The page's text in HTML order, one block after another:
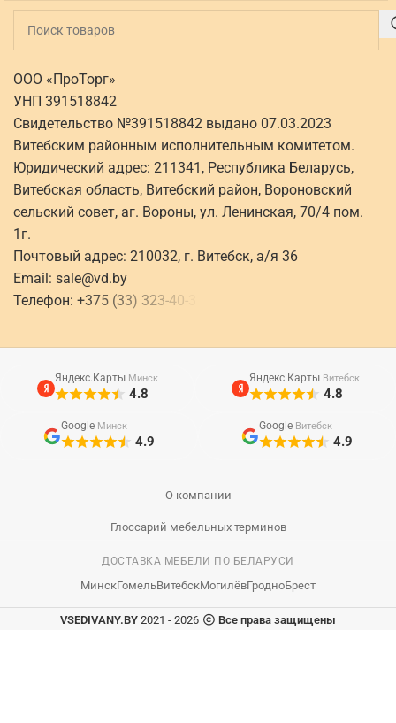
ООО «ПроТорг»
УНП 391518842
Свидетельство №391518842 выдано 07.03.2023
Витебским районным исполнительным комитетом.
Юридический адрес: 211341, Республика Беларусь,
Витебская область, Витебский район, Вороновский
сельский совет, аг. Вороны, ул. Ленинская, 70/4 пом.
1г.
Почтовый адрес: 210032, г. Витебск, а/я 36
Email: sale@vd.by
Телефон: +375 (33) 323-40-
Яндекс.Карты Минск
4.8
Яндекс.Карты Витебск
4.8
Google Минск
4.9
Google Витебск
4.9
О компании
Глоссарий мебельных терминов
ДОСТАВКА МЕБЕЛИ ПО БЕЛАРУСИ
МинскГомельВитебскМогилёвГродноБрест
VSEDIVANY.BY 2021 - 2026 Все права защищены